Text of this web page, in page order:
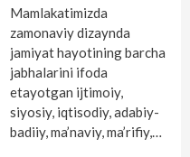
Mamlakatimizda
zamonaviy dizaynda
jamiyat hayotining barcha
jabhalarini ifoda
etayotgan ijtimoiy,
siyosiy, iqtisodiy, adabiy-
badiiy, ma’naviy, ma’rifiy,…